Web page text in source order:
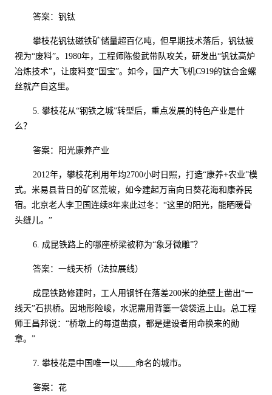
答案：钒钛
攀枝花钒钛磁铁矿储量超百亿吨，但早期技术落后，钒钛被
视为“废料”。 1980年，工程师陈俊武带队攻关，研发出“钒钛高炉
冶炼技术”，让废料变“国宝”。如今，国产大飞机C919的钛合金螺
丝就产自这里。
5. 攀枝花从“钢铁之城”转型后，重点发展的特色产业是什
么？
答案：阳光康养产业
2012年，攀枝花利用年均2700小时日照，打造“康养+农业”模
式。米易县昔日的矿区荒坡，如今建起万亩向日葵花海和康养民
宿。北京老人李卫国连续8年来此过冬：“这里的阳光，能晒暖骨
头缝儿。”
6. 成昆铁路上的哪座桥梁被称为“象牙微雕”？
答案：一线天桥（法拉展线）
成昆铁路修建时，工人用钢钎在落差200米的绝壁上凿出“一
线天”石拱桥。因地形险峻，水泥需用背篓一袋袋运上山。总工程
师王昌邦说：“桥墩上的每道凿痕，都是建设者用命换来的勋
章。”
7. 攀枝花是中国唯一以 命名的城市。
答案：花